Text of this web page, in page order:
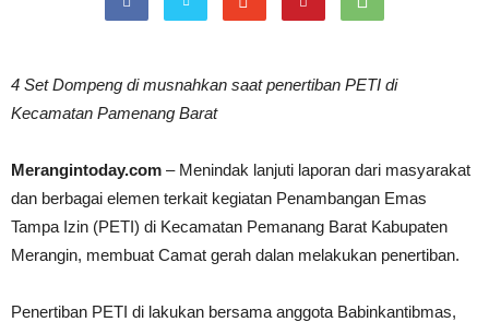
4 Set Dompeng di musnahkan saat penertiban PETI di
Kecamatan Pamenang Barat
Merangintoday.com – Menindak lanjuti laporan dari masyarakat
dan berbagai elemen terkait kegiatan Penambangan Emas
Tampa Izin (PETI) di Kecamatan Pemanang Barat Kabupaten
Merangin, membuat Camat gerah dalan melakukan penertiban.
Penertiban PETI di lakukan bersama anggota Babinkantibmas,